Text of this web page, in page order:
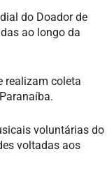
do Doador de
ao longo da
realizam coleta
voluntárias do
voltadas aos